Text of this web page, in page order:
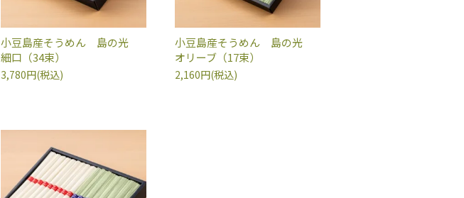
小豆島産そうめん 島の光
細口（34束）
3,780円(税込)
小豆島産そうめん 島の光
オリーブ（17束）
2,160円(税込)